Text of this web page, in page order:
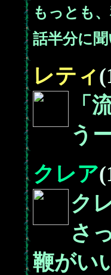
もっとも
話半分に
レティ
「
う
クレア
ク
さ
鞭がい